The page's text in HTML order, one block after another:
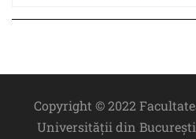
Copyright © 2022
Universității din